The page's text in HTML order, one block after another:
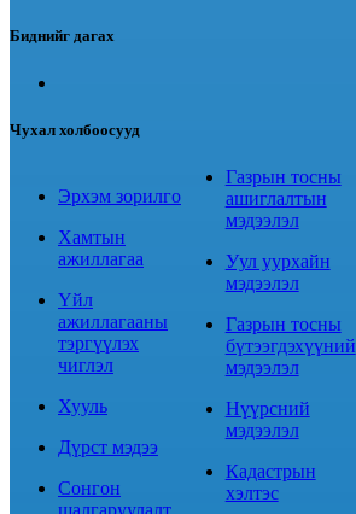
Биднийг дагах
Чухал холбоосууд
Эрхэм зорилго
Хамтын
ажиллагаа
Үйл
ажиллагааны
тэргүүлэх
чиглэл
Хууль
Дүрст мэдээ
Сонгон
Газрын тосны
ашиглалтын
мэдээлэл
Уул уурхайн
мэдээлэл
Газрын тосны
бүтээгдэхүүний
мэдээлэл
Нүүрсний
мэдээлэл
Кадастрын
хэлтэс